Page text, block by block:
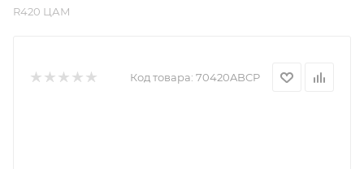
R420 ЦАМ
Код товара: 70420ABCP